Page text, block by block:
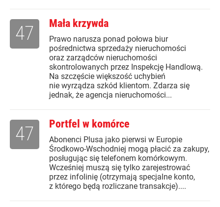
Mała krzywda
Prawo narusza ponad połowa biur
pośrednictwa sprzedaży nieruchomości
oraz zarządców nieruchomości
skontrolowanych przez Inspekcję Handlową.
Na szczęście większość uchybień
nie wyrządza szkód klientom. Zdarza się
jednak, że agencja nieruchomości...
47
Portfel w komórce
Abonenci Plusa jako pierwsi w Europie
Środkowo-Wschodniej mogą płacić za zakupy,
posługując się telefonem komórkowym.
Wcześniej muszą się tylko zarejestrować
przez infolinię (otrzymają specjalne konto,
z którego będą rozliczane transakcje)....
47